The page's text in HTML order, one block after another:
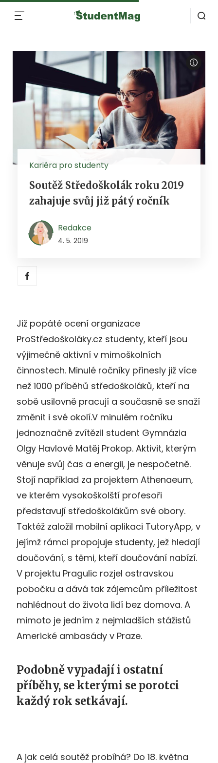
Kariéra pro studenty
Soutěž Středoškolák roku 2019
zahajuje svůj již pátý ročník
Redakce
4. 5. 2019
Již popáté ocení organizace
ProStředoškoláky.cz studenty, kteří jsou
výjimečně aktivní v mimoškolních
činnostech. Minulé ročníky přinesly již více
než 1000 příběhů středoškoláků, kteří na
sobě usilovně pracují a současně se snaží
změnit i své okolí.V minulém ročníku
jednoznačně zvítězil student Gymnázia
Olgy Havlové Matěj Prokop. Aktivit, kterým
věnuje svůj čas a energii, je nespočetně.
Stojí například za projektem Athenaeum,
ve kterém vysokoškolští profesoři
představují středoškolákům své obory.
Taktéž založil mobilní aplikaci TutoryApp, v
jejímž rámci propojuje studenty, jež hledají
doučování, s těmi, kteří doučování nabízí.
V projektu Pragulic rozjel ostravskou
pobočku a dává tak zájemcům příležitost
nahlédnout do života lidí bez domova. A
mimoto je jedním z nejmladších stážistů
Americké ambasády v Praze.
Podobně vypadají i ostatní
příběhy, se kterými se porotci
každý rok setkávají.
A jak celá soutěž probíhá? Do 18. května